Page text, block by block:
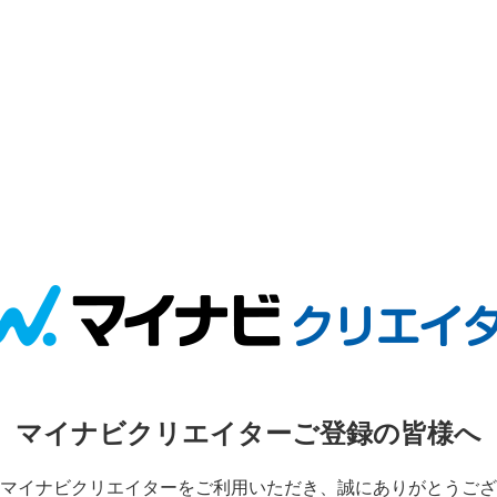
マイナビクリエイターご登録の皆様へ
イナビクリエイターをご利用いただき、誠にありがとうご